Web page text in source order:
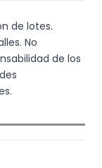
de lotes.
No
de los